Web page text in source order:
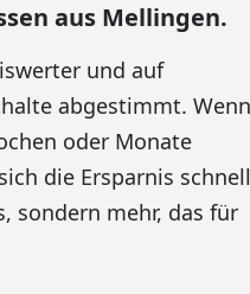
aus Mellingen.
und auf
abgestimmt. Wenn
oder Monate
die Ersparnis schnell
sondern mehr, das für